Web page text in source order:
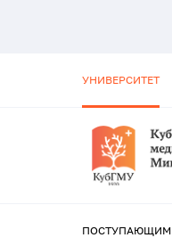
УНИВЕРСИТЕТ
ПОСТУПАЮЩИМ